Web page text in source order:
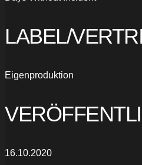
LABEL/
Eigenproduktion
16.10.2020